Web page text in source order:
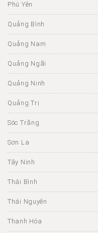
Phú Yên
Quảng Bình
Quảng Nam
Quảng Ngãi
Quảng Ninh
Quảng Trị
Sóc Trăng
Sơn La
Tây Ninh
Thái Bình
Thái Nguyên
Thanh Hóa